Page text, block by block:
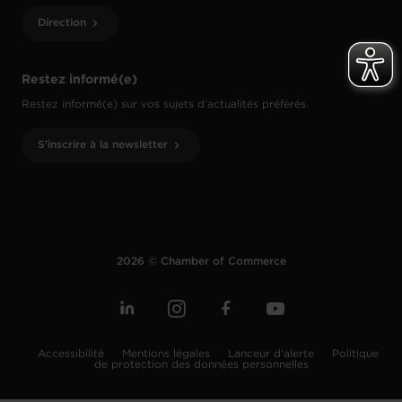
Restez informé(e)
Restez informé(e) sur vos sujets d’actualités préférés.
S'inscrire à la newsletter
Direction
2026 © Chamber of Commerce
Accessibilité Mentions légales Lanceur d'alerte
Politique
de protection des données personnelles